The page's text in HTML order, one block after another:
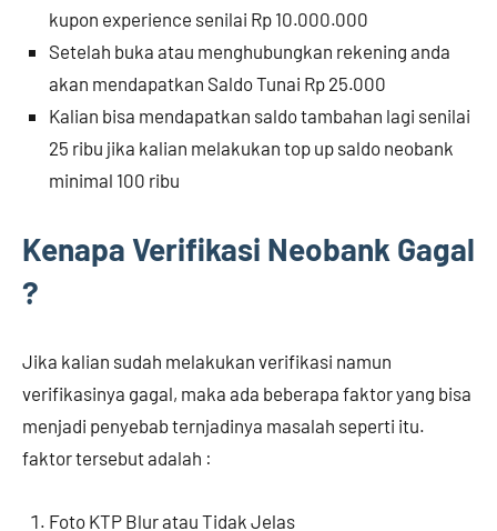
kupon experience senilai Rp 10.000.000
Setelah buka atau menghubungkan rekening anda
akan mendapatkan Saldo Tunai Rp 25.000
Kalian bisa mendapatkan saldo tambahan lagi senilai
25 ribu jika kalian melakukan top up saldo neobank
minimal 100 ribu
Kenapa Verifikasi Neobank Gagal
?
Jika kalian sudah melakukan verifikasi namun
verifikasinya gagal, maka ada beberapa faktor yang bisa
menjadi penyebab ternjadinya masalah seperti itu.
faktor tersebut adalah :
Foto KTP Blur atau Tidak Jelas